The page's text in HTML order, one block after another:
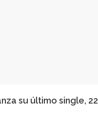
su último single, 22